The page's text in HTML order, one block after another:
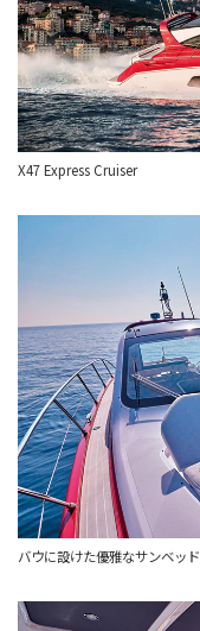
X47 Express Cruiser
バウに設けた優雅なサンベッド